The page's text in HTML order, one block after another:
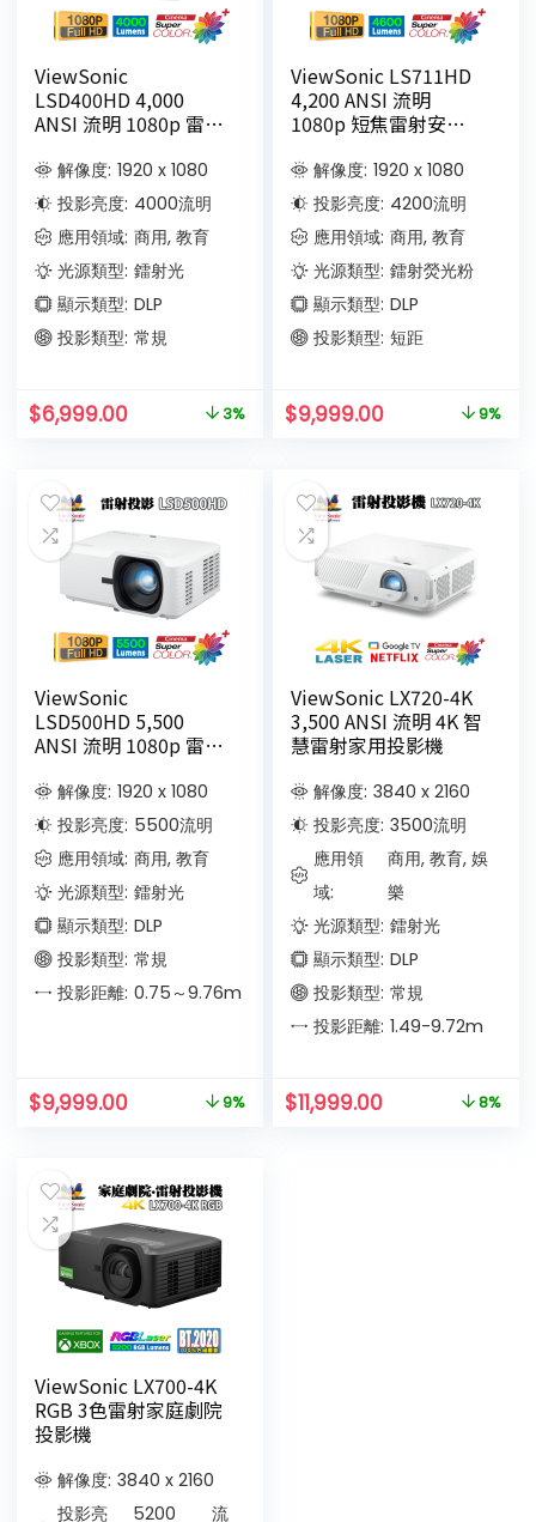
ViewSonic
LSD400HD 4,000
ANSI 流明 1080p 雷射
解像度: 1920 x 1080
投影亮度: 4000流明
應用領域: 商用, 教育
光源類型: 鐳射光
顯示類型: DLP
投影類型: 常規
$6,999.00 3%
ViewSonic LS711HD
4,200 ANSI 流明
1080p 短焦雷射安裝
解像度: 1920 x 1080
投影亮度: 4200流明
應用領域: 商用, 教育
光源類型: 鐳射熒光粉
顯示類型: DLP
投影類型: 短距
$9,999.00 9%
ViewSonic
LSD500HD 5,500
ANSI 流明 1080p 雷射
解像度: 1920 x 1080
投影亮度: 5500流明
應用領域: 商用, 教育
光源類型: 鐳射光
顯示類型: DLP
投影類型: 常規
投影距離: 0.75～9.76m
$9,999.00 9%
ViewSonic LX720-4K
3,500 ANSI 流明 4K 智
慧雷射家用投影機
解像度: 3840 x 2160
投影亮度: 3500流明
應用領
域:
商用, 教育, 娛
樂
光源類型: 鐳射光
顯示類型: DLP
投影類型: 常規
投影距離: 1.49-9.72m
$11,999.00 8%
ViewSonic LX700-4K
RGB 3色雷射家庭劇院
投影機
解像度: 3840 x 2160
投影亮
5200 流